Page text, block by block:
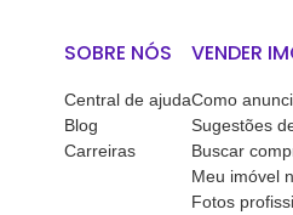
SOBRE NÓS
Central de ajuda
Blog
Carreiras
VENDER
Como
Sugestões
Buscar
Meu imóvel
Fotos